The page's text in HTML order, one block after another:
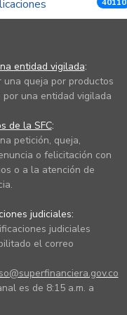
40110
entidad vigilada:
queja por productos
una entidad vigilada
de la SFC:
petición, queja,
o felicitación con
o a la atención de
judiciales:
judiciales
el correo
es de 8:15 a.m. a